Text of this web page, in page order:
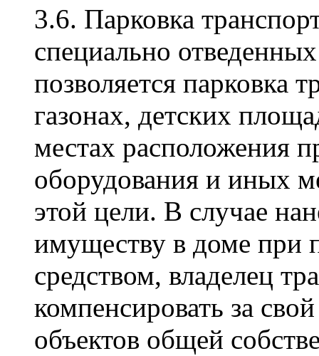
3.6. Парковка
специально
позволяется парковка
газонах, детских
местах расположения
оборудования и иных
этой цели. В случае
имуществу в доме при
средством, владелец
компенсировать за
объектов общей